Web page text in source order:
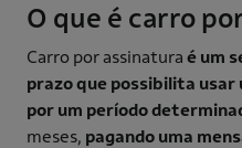
O que é carro
Carro por assinatura é um
prazo que possibilita
por um período
meses, pagando uma